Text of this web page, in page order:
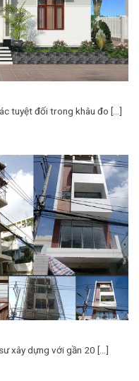
tuyệt đối trong khâu đo [...]
xây dựng với gần 20 [...]